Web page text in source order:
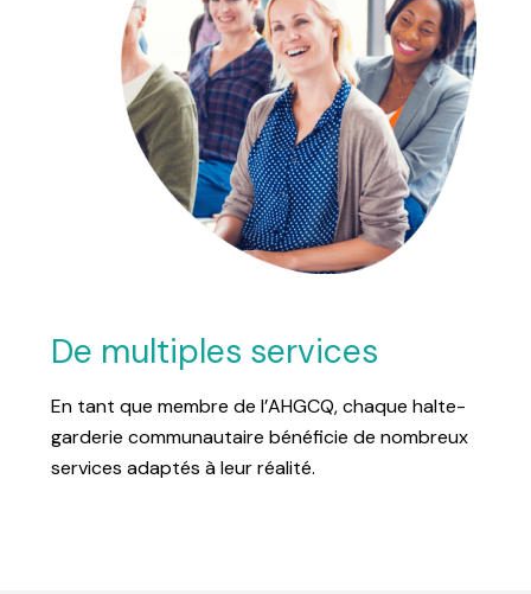
De multiples services
En tant que membre de l’AHGCQ, chaque halte-
garderie communautaire bénéficie de nombreux
services adaptés à leur réalité.